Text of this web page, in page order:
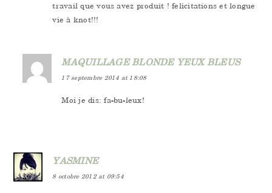
travail que vous avez produit ! felicitations et longue
vie à knot!!!
MAQUILLAGE BLONDE YEUX BLEUS
17 septembre 2014 at 18:08
Moi je dis: fa-bu-leux!
YASMINE
8 octobre 2012 at 09:54